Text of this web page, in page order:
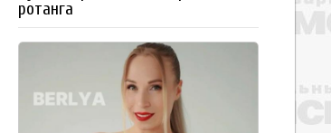
ротанга